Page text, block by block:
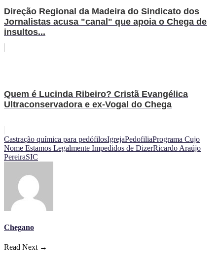
Direção Regional da Madeira do Sindicato dos
Jornalistas acusa "canal" que apoia o Chega de
insultos...
Quem é Lucinda Ribeiro? Cristã Evangélica
Ultraconservadora e ex-Vogal do Chega
Castração química para pedófilosIgrejaPedofiliaPrograma Cujo
Nome Estamos Legalmente Impedidos de DizerRicardo Araújo
PereiraSIC
Chegano
Read Next →